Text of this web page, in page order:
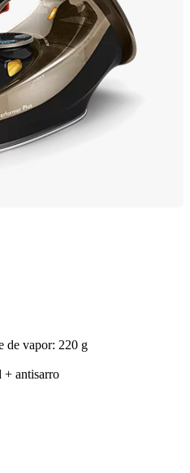
de vapor: 220 g
+ antisarro